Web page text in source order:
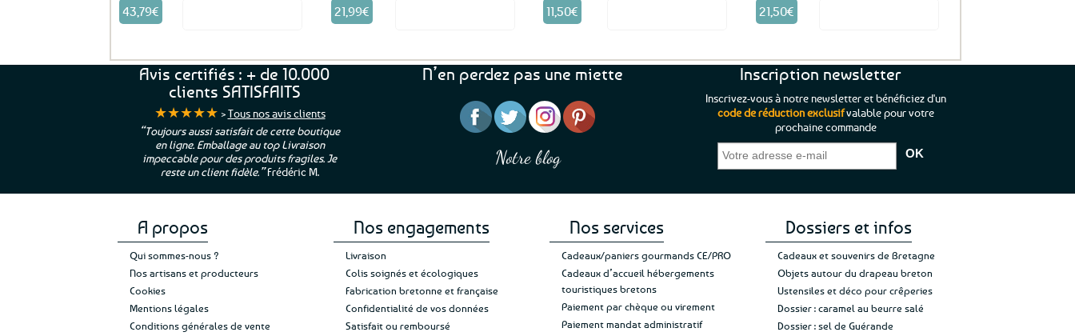
43,79€ 21,99€ 11,50€ 21,50€
Avis certifiés : + de 10.000
clients SATISFAITS
★★★★★ >Tous nos avis clients
“Toujours aussi satisfait de cette boutique
en ligne. Emballage au top Livraison
impeccable pour des produits fragiles. Je
reste un client fidèle.”Frédéric M.
“Une boutique que je recommande pour
leur sérieux, des bons et beaux produits
et une équipe à l’écoute :-)”Patricia M.
“J’ai mis 5 étoiles parce que je pouvais pas
en mettre 6 ;)
Je suis plus que satisfaite de mon achat et
de ma livraison. Ne changez rien”Jade C.
“C’est agréable et tout aussi rassurant
de constater qu’il n’y a pas de petite
commande, mais un client à satisfaire.”
N’en perdez pas une miette
Notre blog
Inscription newsletter
Inscrivez-vous à notre newsletter et bénéficiez d'un
code de réduction exclusifvalable pour votre
prochaine commande
A propos
Qui sommes-nous ?
Nos artisans et producteurs
Cookies
Mentions légales
Conditions générales de vente
Nos engagements
Livraison
Colis soignés et écologiques
Fabrication bretonne et française
Confidentialité de vos données
Satisfait ou remboursé
Nos services
Cadeaux/paniers gourmands CE/PRO
Cadeaux d’accueil hébergements
touristiques bretons
Paiement par chèque ou virement
Paiement mandat administratif
Dossiers et infos
Cadeaux et souvenirs de Bretagne
Objets autour du drapeau breton
Ustensiles et déco pour crêperies
Dossier : caramel au beurre salé
Dossier : sel de Guérande